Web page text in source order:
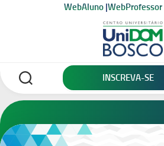
WebAluno |WebProfessor
INSCREVA-SE